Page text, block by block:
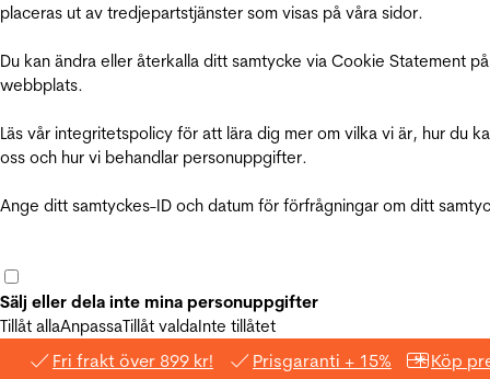
placeras ut av tredjepartstjänster som visas på våra sidor.
Du kan ändra eller återkalla ditt samtycke via Cookie Statement
webbplats.
Läs vår integritetspolicy för att lära dig mer om vilka vi är, hur du
oss och hur vi behandlar personuppgifter.
Ange ditt samtyckes-ID och datum för förfrågningar om ditt
Sälj eller dela inte mina personuppgifter
Tillåt allaAnpassaTillåt valdaInte tillåtet
Fri frakt över 899 kr! Prisgaranti + 15% Köp